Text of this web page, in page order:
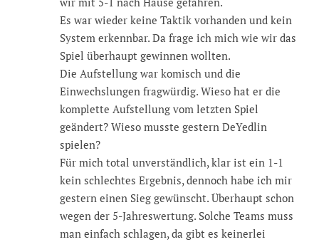
Es war wieder keine Taktik vorhanden und kein
System erkennbar. Da frage ich mich wie wir das
Spiel überhaupt gewinnen wollten.
Die Aufstellung war komisch und die
Einwechslungen fragwürdig. Wieso hat er die
komplette Aufstellung vom letzten Spiel
geändert? Wieso musste gestern DeYedlin
spielen?
Für mich total unverständlich, klar ist ein 1-1
kein schlechtes Ergebnis, dennoch habe ich mir
gestern einen Sieg gewünscht. Überhaupt schon
wegen der 5-Jahreswertung. Solche Teams muss
man einfach schlagen, da gibt es keinerlei